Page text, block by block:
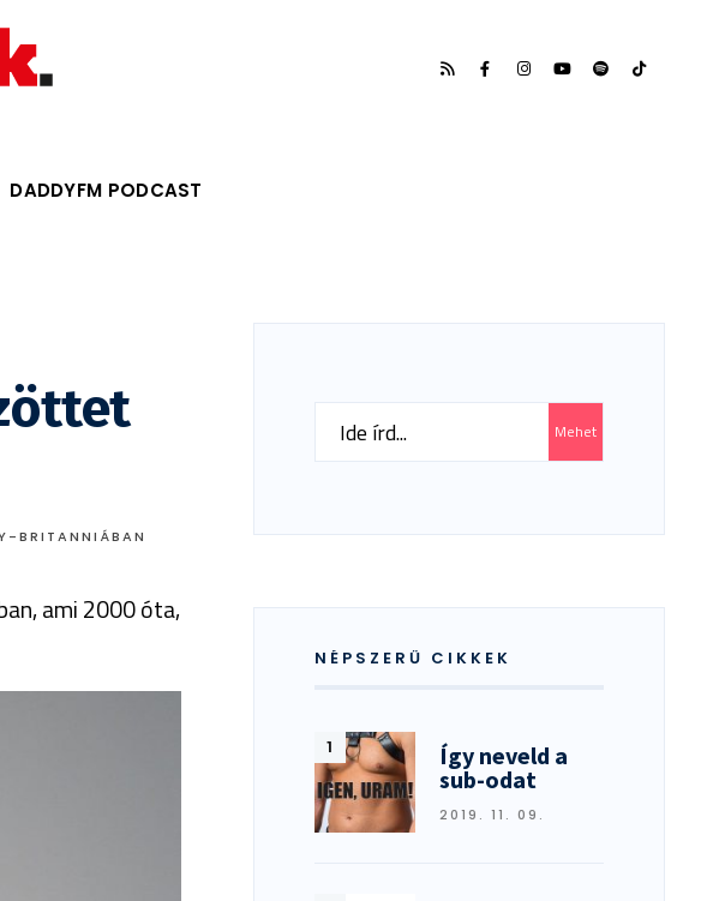
DADDYFM PODCAST
BRITANNIÁBAN
ami 2000 óta,
Search
Mehet
NÉPSZERŰ CIKKEK
Így neveld a
sub-odat
2019. 11. 09.